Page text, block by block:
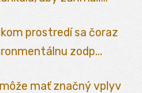
prostredí sa čoraz
zodp...
mať značný vplyv